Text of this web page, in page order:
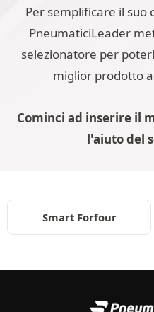
Per semplificare il suo
PneumaticiLeader
selezionatore per
miglior prodotto
Cominci ad inserire il
l'aiuto del
Smart Forfour